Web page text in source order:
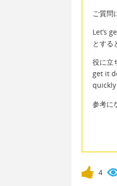
ご質問
Let’s
とする
役に立
get it
quickly
参考に
4